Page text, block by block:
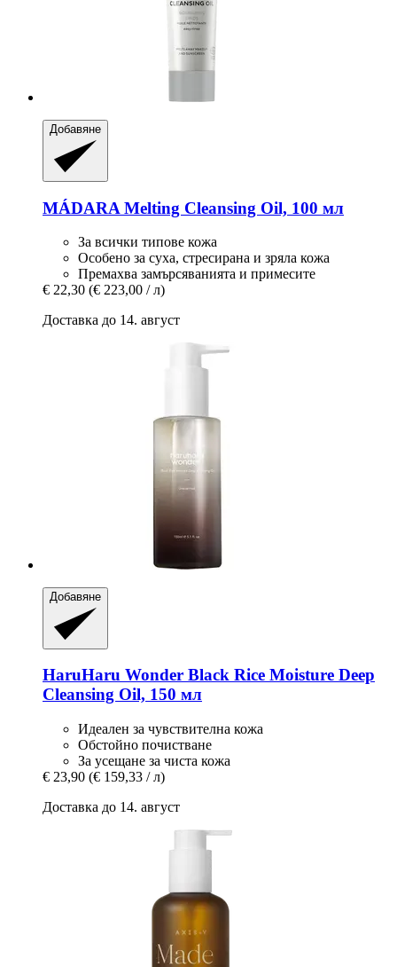
Добавяне
MÁDARA Melting Cleansing Oil, 100 мл
За всички типове кожа
Особено за суха, стресирана и зряла кожа
Премахва замърсяванията и примесите
€ 22,30 (€ 223,00 / л)
Доставка до 14. август
Добавяне
HaruHaru Wonder Black Rice Moisture Deep
Cleansing Oil, 150 мл
Идеален за чувствителна кожа
Обстойно почистване
За усещане за чиста кожа
€ 23,90 (€ 159,33 / л)
Доставка до 14. август